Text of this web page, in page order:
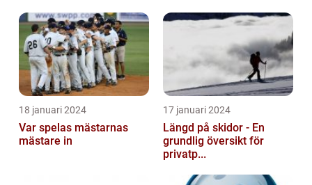
18 januari 2024
Var spelas mästarnas
mästare in
17 januari 2024
Längd på skidor - En
grundlig översikt för
privatp...